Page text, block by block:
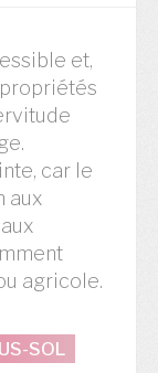
et,
car le
aux
agricole.
SOL